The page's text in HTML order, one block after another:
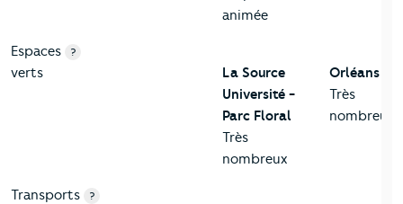
animée
Espaces
verts
?
La Source
Université -
Parc Floral
Très
nombreux
Orléans
Très
nombreux
Transports ?